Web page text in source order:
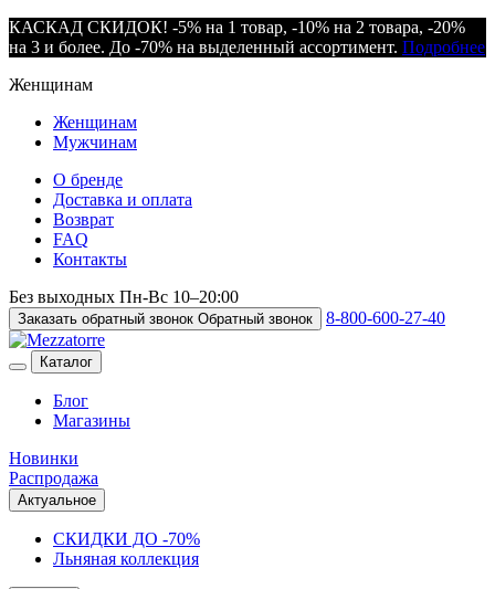
КАСКАД СКИДОК! -5% на 1 товар, -10% на 2 товара, -20%
на 3 и более. До -70% на выделенный ассортимент. Подробнее
Женщинам
Женщинам
Мужчинам
О бренде
Доставка и оплата
Возврат
FAQ
Контакты
Без выходных Пн-Вс 10–20:00
Заказать обратный звонок Обратный звонок 8-800-600-27-40
Каталог
Блог
Магазины
Новинки
Распродажа
Актуальное
СКИДКИ ДО -70%
Льняная коллекция